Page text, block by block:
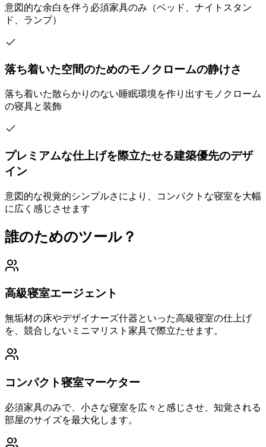
意図的な余白を伴う必須家具のみ（ベッド、ナイトスタン
ド、ランプ）
落ち着いた空間のためのモノクロームの静けさ
落ち着いた散らかりのない睡眠環境を作り出すモノクローム
の寝具と装飾
プレミアムな仕上げを際立たせる建築優先のデザ
イン
意図的な視覚的シンプルさにより、コンパクトな寝室を大幅
に広く感じさせます
誰のためのツール？
高級寝室エージェント
無垢材の床やデザイナーズ什器といった高級寝室の仕上げ
を、競合しないミニマリスト家具で際立たせます。
コンパクト寝室マーケター
必須家具のみで、小さな寝室を広々と感じさせ、知覚される
部屋のサイズを最大化します。